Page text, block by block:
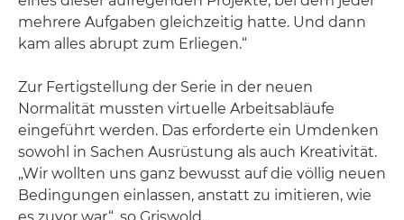
mehrere Aufgaben gleichzeitig hatte. Und dann
kam alles abrupt zum Erliegen.“
Zur Fertigstellung der Serie in der neuen
Normalität mussten virtuelle Arbeitsabläufe
eingeführt werden. Das erforderte ein Umdenken
sowohl in Sachen Ausrüstung als auch Kreativität.
„Wir wollten uns ganz bewusst auf die völlig neuen
Bedingungen einlassen, anstatt zu imitieren, wie
es zuvor war“, so Griswold.